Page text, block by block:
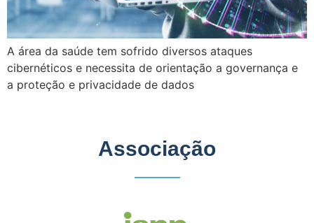
A área da saúde tem sofrido diversos ataques
cibernéticos e necessita de orientação a governança e
a proteção e privacidade de dados
Associação